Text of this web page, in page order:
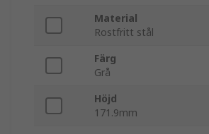
Material
Rostfritt stål
Färg
Grå
Höjd
171.9mm